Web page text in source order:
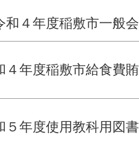
和４年度稲敷市一般
４年度稲敷市給食費
５年度使用教科用図